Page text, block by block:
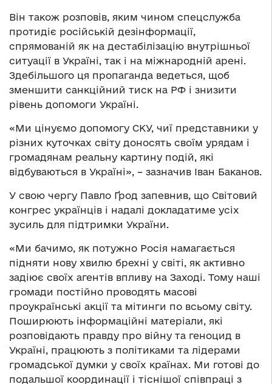
Він також розповів, яким чином спецслужба
протидіє російській дезінформації,
спрямованій як на дестабілізацію внутрішньої
ситуації в Україні, так і на міжнародній арені.
Здебільшого ця пропаганда ведеться, щоб
зменшити санкційний тиск на РФ і знизити
рівень допомоги Україні.
«Ми цінуємо допомогу СКУ, чиї представники у
різних куточках світу доносять своїм урядам і
громадянам реальну картину подій, які
відбуваються в Україні», – зазначив Іван Баканов.
У свою чергу Павло Ґрод запевнив, що Світовий
конгрес українців і надалі докладатиме усіх
зусиль для підтримки України.
«Ми бачимо, як потужно Росія намагається
підняти нову хвилю брехні у світі, як активно
задіює своїх агентів впливу на Заході. Тому наші
громади постійно проводять масові
проукраїнські акції та мітинги по всьому світу.
Поширюють інформаційні матеріали, які
розповідають правду про війну та геноцид в
Україні, працюють з політиками та лідерами
громадської думки у своїх країнах. Ми готові до
подальшої координації і тіснішої співпраці з